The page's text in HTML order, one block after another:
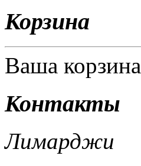
Корзина
Ваша
Контакты
Лимарджи